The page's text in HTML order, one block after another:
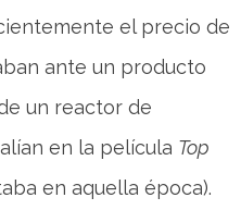
el precio de
ante un producto
un reactor de
en la película Top
en aquella época).